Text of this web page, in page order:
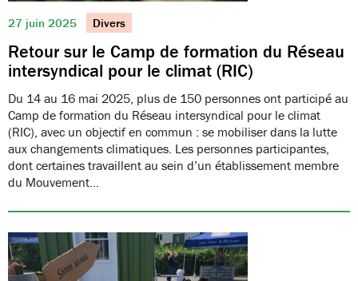
27 juin 2025 Divers
Retour sur le Camp de formation du Réseau
intersyndical pour le climat (RIC)
Du 14 au 16 mai 2025, plus de 150 personnes ont participé au
Camp de formation du Réseau intersyndical pour le climat
(RIC), avec un objectif en commun : se mobiliser dans la lutte
aux changements climatiques. Les personnes participantes,
dont certaines travaillent au sein d’un établissement membre
du Mouvement…